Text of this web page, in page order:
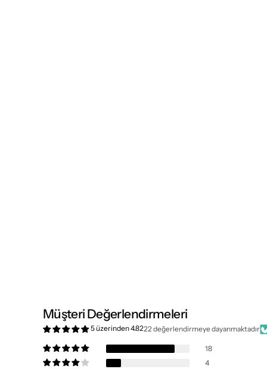
Müşteri Değerlendirmeleri
5 üzerinden 4.8222 değerlendirmeye dayanmaktadır
18
4